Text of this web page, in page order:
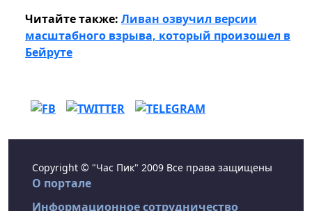
Читайте также: Ливан озвучил версии
масштабного взрыва, который произошел в
Бейруте
Copyright © "Час Пик" 2009 Все права защищены
О портале
Информационное сотрудничество